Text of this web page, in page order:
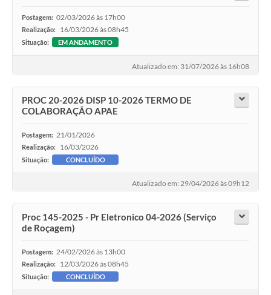
Postagem: 02/03/2026 às 17h00
Realização: 16/03/2026 às 08h45
Situação: EM ANDAMENTO
Atualizado em: 31/07/2026 às 16h08
PROC 20-2026 DISP 10-2026 TERMO DE
COLABORAÇÃO APAE
Postagem: 21/01/2026
Realização: 16/03/2026
Situação: CONCLUÍDO
Atualizado em: 29/04/2026 às 09h12
Proc 145-2025 - Pr Eletronico 04-2026 (Serviço
de Roçagem)
Postagem: 24/02/2026 às 13h00
Realização: 12/03/2026 às 08h45
Situação: CONCLUÍDO